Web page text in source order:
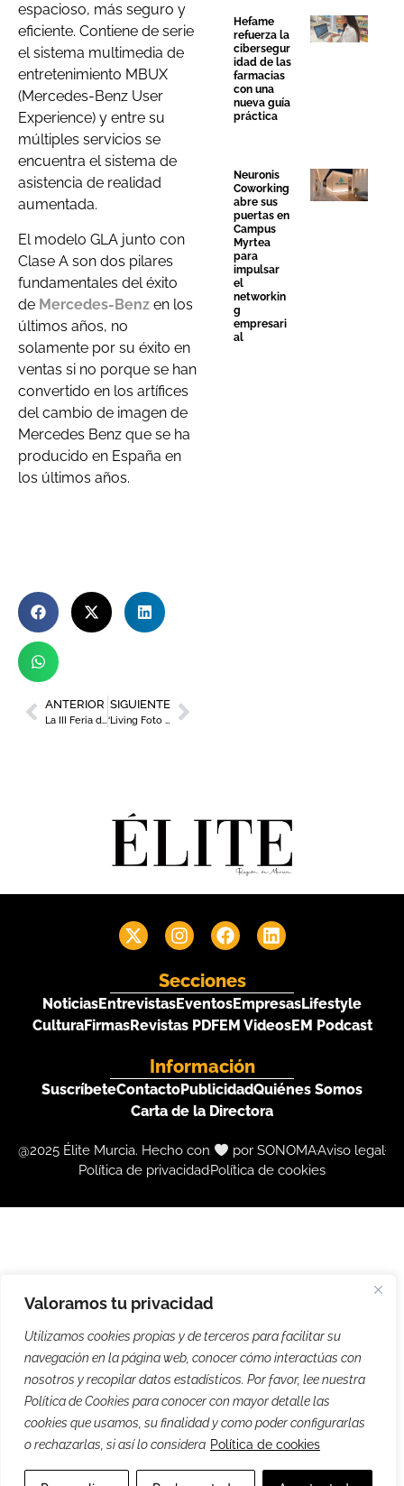
Valoramos tu privacidad
Utilizamos cookies propias y de terceros para facilitar su
navegación en la página web, conocer cómo interactúas con
nosotros y recopilar datos estadísticos. Por favor, lee nuestra
Política de Cookies para conocer con mayor detalle las
cookies que usamos, su finalidad y como poder configurarlas
o rechazarlas, si así lo considera Política de cookies
espacioso, más seguro y
eficiente. Contiene de serie
el sistema multimedia de
entretenimiento MBUX
(Mercedes-Benz User
Experience) y entre su
múltiples servicios se
encuentra el sistema de
asistencia de realidad
aumentada.
El modelo GLA junto con
Clase A son dos pilares
fundamentales del éxito
de Mercedes-Benz en los
últimos años, no
solamente por su éxito en
ventas si no porque se han
convertido en los artífices
del cambio de imagen de
Mercedes Benz que se ha
producido en España en
los últimos años.
ANTERIOR
La III Feria del Libro de Murcia contará con medio centenar de expositores
SIGUIENTE
‘Living Foto Room Project’ la nueva exposición de Los Molinos del Río
Hefame
refuerza la
cibersegur
idad de las
farmacias
con una
nueva guía
práctica
Neuronis
Coworking
abre sus
puertas en
Campus
Myrtea
para
impulsar
el
networkin
g
empresari
al
Secciones
NoticiasEntrevistasEventosEmpresasLifestyle
CulturaFirmasRevistas PDFEM VideosEM Podcast
Información
SuscríbeteContactoPublicidadQuiénes Somos
Carta de la Directora
@2025 Élite Murcia. Hecho con por SONOMAAviso legal
Política de privacidadPolítica de cookies